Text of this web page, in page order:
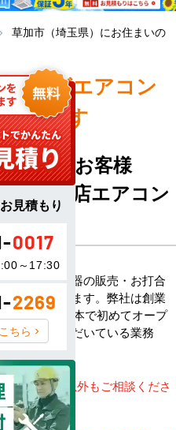
chevron_right
草加市（埼玉県）にお住まいの
ジングエアコン
ります
勤めのお客様
ン専門店エアコン
そ
ン・空調機器の販売・お打合
貫して承ります。弊社は創業
ト販売を日本で初めてオープ
ご愛顧いただいている業務
ョップです。
※記載地域以外もご相談くださ
い。
見積もり
0017
～17:30
2269
ちら